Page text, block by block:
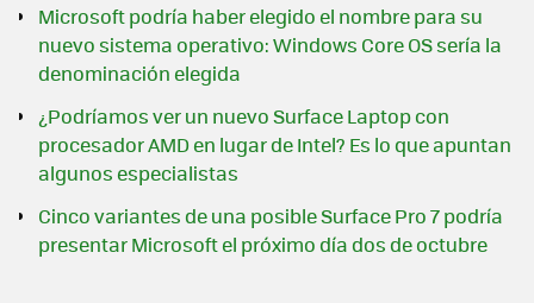
Microsoft podría haber elegido el nombre para su
nuevo sistema operativo: Windows Core OS sería la
denominación elegida
¿Podríamos ver un nuevo Surface Laptop con
procesador AMD en lugar de Intel? Es lo que apuntan
algunos especialistas
Cinco variantes de una posible Surface Pro 7 podría
presentar Microsoft el próximo día dos de octubre